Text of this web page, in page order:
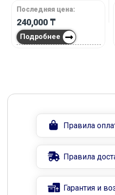
Последняя цена:
240,000 ₸
Подробнее
Правила
Правила
Гарантия и